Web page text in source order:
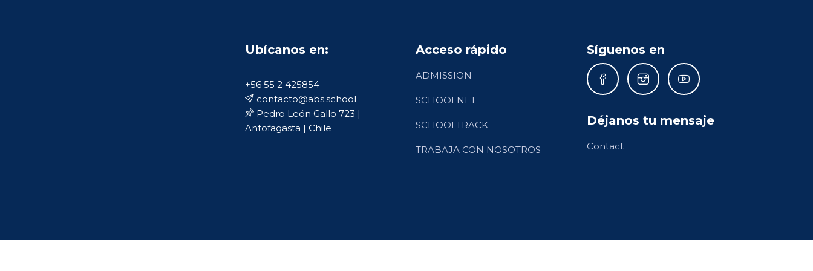
Ubícanos en:
+56 55 2 425854
contacto@abs.school
Pedro León Gallo 723 |
Antofagasta | Chile
Acceso rápido
ADMISSION
SCHOOLNET
SCHOOLTRACK
TRABAJA CON NOSOTROS
Síguenos en
Déjanos tu mensaje
Contact